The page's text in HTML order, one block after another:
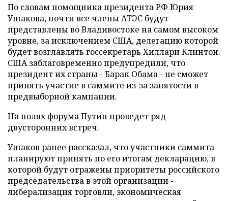
По словам помощника президента РФ Юрия
Ушакова, почти все члены АТЭС будут
представлены во Владивостоке на самом высоком
уровне, за исключением США, делегацию которой
будет возглавлять госсекретарь Хиллари Клинтон.
США заблаговременно предупредили, что
президент их страны - Барак Обама - не сможет
принять участие в саммите из-за занятости в
предвыборной кампании.
На полях форума Путин проведет ряд
двусторонних встреч.
Ушаков ранее рассказал, что участники саммита
планируют принять по его итогам декларацию, в
которой будут отражены приоритеты российского
председательства в этой организации -
либерализация торговли, экономическая